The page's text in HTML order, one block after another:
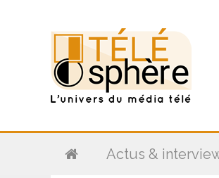
Actus &